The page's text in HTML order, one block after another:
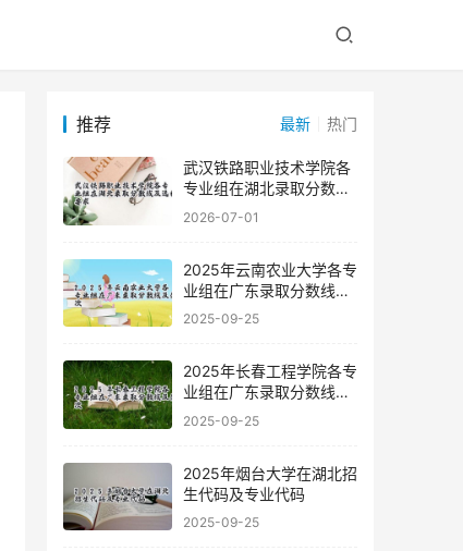
推荐 最新 热门
武汉铁路职业技术学院各
专业组在湖北录取分数线
及选科要求
2026-07-01
2025年云南农业大学各专
业组在广东录取分数线及
位次
2025-09-25
2025年长春工程学院各专
业组在广东录取分数线及
位次
2025-09-25
2025年烟台大学在湖北招
生代码及专业代码
2025-09-25